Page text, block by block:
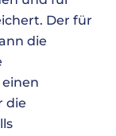
Der für
die
die